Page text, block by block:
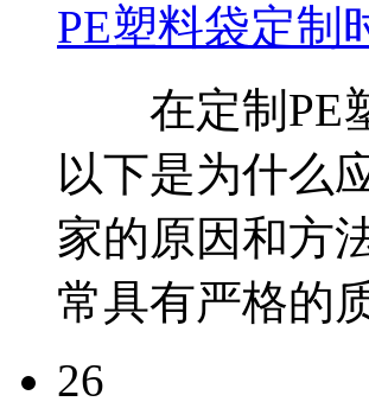
PE塑料袋定制
在定制PE塑
以下是为什么
家的原因和
常具有严格的
26